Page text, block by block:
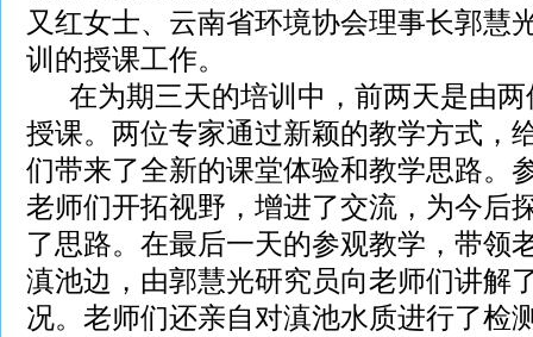
又红女士、云南省环境协会理事长郭慧
训的授课工作。
在为期三天的培训中，前两天是由两
授课。两位专家通过新颖的教学方式，
们带来了全新的课堂体验和教学思路。
老师们开拓视野，增进了交流，为今后
了思路。在最后一天的参观教学，带领
滇池边，由郭慧光研究员向老师们讲解
况。老师们还亲自对滇池水质进行了检